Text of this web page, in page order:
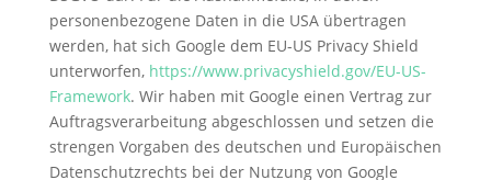
personenbezogene Daten in die USA übertragen
werden, hat sich Google dem EU-US Privacy Shield
unterworfen, https://www.privacyshield.gov/EU-US-
Framework. Wir haben mit Google einen Vertrag zur
Auftragsverarbeitung abgeschlossen und setzen die
strengen Vorgaben des deutschen und Europäischen
Datenschutzrechts bei der Nutzung von Google